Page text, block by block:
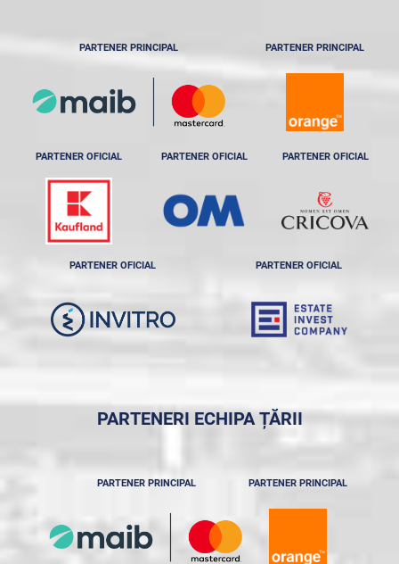
PARTENER PRINCIPAL PARTENER PRINCIPAL
PARTENER OFICIAL PARTENER OFICIAL PARTENER OFICIAL
PARTENER OFICIAL PARTENER OFICIAL
PARTENERI ECHIPA ȚĂRII
PARTENER PRINCIPAL PARTENER PRINCIPAL